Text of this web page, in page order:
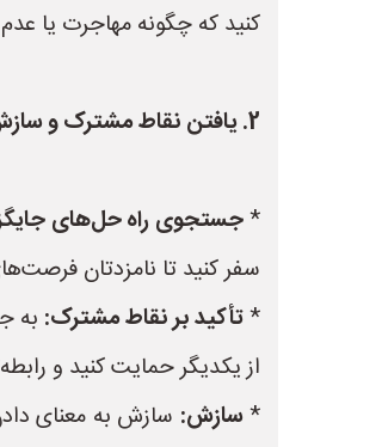
کنید که چگونه مهاجرت یا
2. یافتن نقاط مشترک و سازش:
*جستجوی راه حل‌های
سفر کنید تا نامزدتان
*تأکید بر نقاط مشترک: به
از یکدیگر حمایت کنید و
*سازش: سازش به معنای